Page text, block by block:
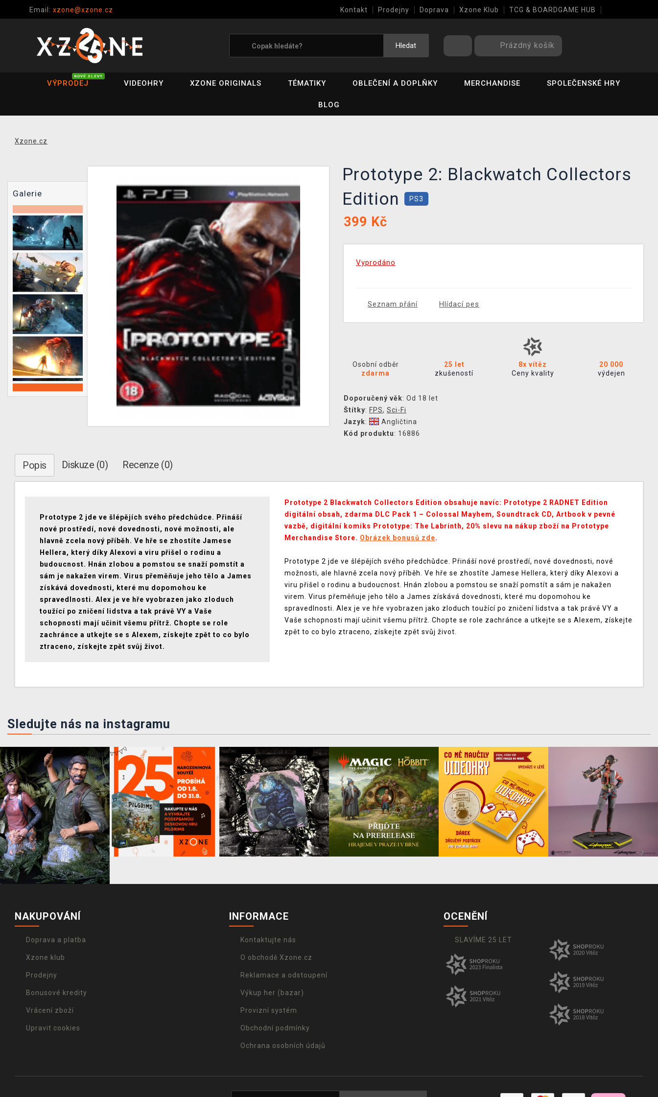
Email: xzone@xzone.cz Kontakt Prodejny Doprava Xzone Klub TCG & BOARDGAME HUB
Hledat Prázdný košík
VÝPRODEJ
NOVÉ SLEVY
VIDEOHRY XZONE ORIGINALS TÉMATIKY OBLEČENÍ A DOPLŇKY MERCHANDISE SPOLEČENSKÉ HRY
BLOG
Xzone.cz
Galerie
Prototype 2: Blackwatch Collectors
Edition
PS3
399 Kč
Vyprodáno
Seznam přání Hlídací pes
Osobní odběr
zdarma
25 let
zkušeností
8x vítěz
Ceny kvality
20 000
výdejen
Doporučený věk: Od 18 let
Štítky: FPS, Sci-Fi
Jazyk:
Angličtina
Kód produktu: 16886
Popis Diskuze (0) Recenze (0)
Prototype 2 jde ve šlépějích svého předchůdce. Přináší
nové prostředí, nové dovednosti, nové možnosti, ale
hlavně zcela nový příběh. Ve hře se zhostíte Jamese
Hellera, který díky Alexovi a viru přišel o rodinu a
budoucnost. Hnán zlobou a pomstou se snaží pomstít a
sám je nakažen virem. Virus přeměňuje jeho tělo a James
získává dovednosti, které mu dopomohou ke
spravedlnosti. Alex je ve hře vyobrazen jako zloduch
toužící po zničení lidstva a tak právě VY a Vaše
schopnosti mají učinit všemu přítrž. Chopte se role
zachránce a utkejte se s Alexem, získejte zpět to co bylo
ztraceno, získejte zpět svůj život.
Prototype 2 Blackwatch Collectors Edition obsahuje navíc: Prototype 2 RADNET Edition
digitální obsah, zdarma DLC Pack 1 – Colossal Mayhem, Soundtrack CD, Artbook v pevné
vazbě, digitální komiks Prototype: The Labrinth, 20% slevu na nákup zboží na Prototype
Merchandise Store. Obrázek bonusů zde.
Prototype 2 jde ve šlépějích svého předchůdce. Přináší nové prostředí, nové dovednosti, nové
možnosti, ale hlavně zcela nový příběh. Ve hře se zhostíte Jamese Hellera, který díky Alexovi a
viru přišel o rodinu a budoucnost. Hnán zlobou a pomstou se snaží pomstít a sám je nakažen
virem. Virus přeměňuje jeho tělo a James získává dovednosti, které mu dopomohou ke
spravedlnosti. Alex je ve hře vyobrazen jako zloduch toužící po zničení lidstva a tak právě VY a
Vaše schopnosti mají učinit všemu přítrž. Chopte se role zachránce a utkejte se s Alexem, získejte
zpět to co bylo ztraceno, získejte zpět svůj život.
Sledujte nás na instagramu
NAKUPOVÁNÍ
Doprava a platba
Xzone klub
Prodejny
Bonusové kredity
Vrácení zboží
Upravit cookies
INFORMACE
Kontaktujte nás
O obchodě Xzone.cz
Reklamace a odstoupení
Výkup her (bazar)
Provizní systém
Obchodní podmínky
Ochrana osobních údajů
OCENĚNÍ
SLAVÍME 25 LET